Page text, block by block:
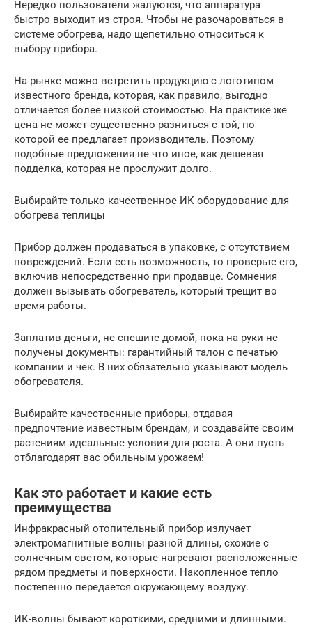
Нередко пользователи жалуются, что аппаратура
быстро выходит из строя. Чтобы не разочароваться в
системе обогрева, надо щепетильно относиться к
выбору прибора.
На рынке можно встретить продукцию с логотипом
известного бренда, которая, как правило, выгодно
отличается более низкой стоимостью. На практике же
цена не может существенно разниться с той, по
которой ее предлагает производитель. Поэтому
подобные предложения не что иное, как дешевая
подделка, которая не прослужит долго.
Выбирайте только качественное ИК оборудование для
обогрева теплицы
Прибор должен продаваться в упаковке, с отсутствием
повреждений. Если есть возможность, то проверьте его,
включив непосредственно при продавце. Сомнения
должен вызывать обогреватель, который трещит во
время работы.
Заплатив деньги, не спешите домой, пока на руки не
получены документы: гарантийный талон с печатью
компании и чек. В них обязательно указывают модель
обогревателя.
Выбирайте качественные приборы, отдавая
предпочтение известным брендам, и создавайте своим
растениям идеальные условия для роста. А они пусть
отблагодарят вас обильным урожаем!
Как это работает и какие есть
преимущества
Инфракрасный отопительный прибор излучает
электромагнитные волны разной длины, схожие с
солнечным светом, которые нагревают расположенные
рядом предметы и поверхности. Накопленное тепло
постепенно передается окружающему воздуху.
ИК-волны бывают короткими, средними и длинными.